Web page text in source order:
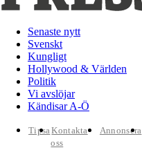
Senaste nytt
Svenskt
Kungligt
Hollywood & Världen
Politik
Vi avslöjar
Kändisar A-Ö
TipsaKontakta
oss
Annonsera